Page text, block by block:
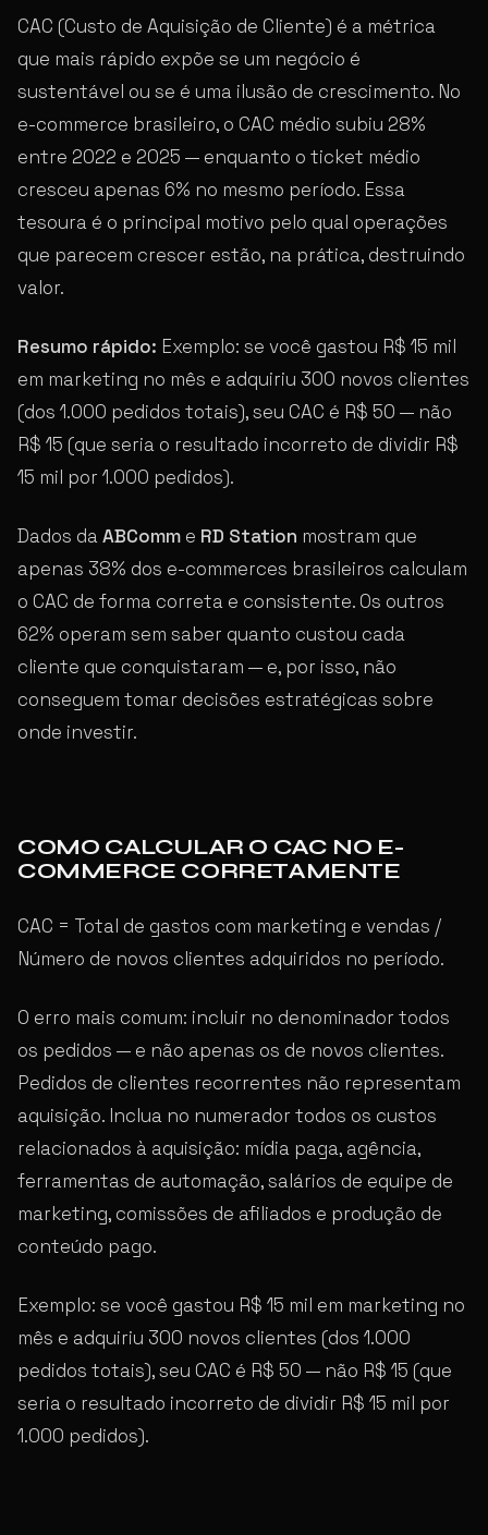
CAC (Custo de Aquisição de Cliente) é a métrica
que mais rápido expõe se um negócio é
sustentável ou se é uma ilusão de crescimento. No
e-commerce brasileiro, o CAC médio subiu 28%
entre 2022 e 2025 — enquanto o ticket médio
cresceu apenas 6% no mesmo período. Essa
tesoura é o principal motivo pelo qual operações
que parecem crescer estão, na prática, destruindo
valor.
Resumo rápido: Exemplo: se você gastou R$ 15 mil
em marketing no mês e adquiriu 300 novos clientes
(dos 1.000 pedidos totais), seu CAC é R$ 50 — não
R$ 15 (que seria o resultado incorreto de dividir R$
15 mil por 1.000 pedidos).
Dados daABComm e RD Station mostram que
apenas 38% dos e-commerces brasileiros calculam
o CAC de forma correta e consistente. Os outros
62% operam sem saber quanto custou cada
cliente que conquistaram — e, por isso, não
conseguem tomar decisões estratégicas sobre
onde investir.
COMO CALCULAR O CAC NO E-
COMMERCE CORRETAMENTE
CAC = Total de gastos com marketing e vendas /
Número de novos clientes adquiridos no período.
O erro mais comum: incluir no denominador todos
os pedidos — e não apenas os de novos clientes.
Pedidos de clientes recorrentes não representam
aquisição. Inclua no numerador todos os custos
relacionados à aquisição: mídia paga, agência,
ferramentas de automação, salários de equipe de
marketing, comissões de afiliados e produção de
conteúdo pago.
Exemplo: se você gastou R$ 15 mil em marketing no
mês e adquiriu 300 novos clientes (dos 1.000
pedidos totais), seu CAC é R$ 50 — não R$ 15 (que
seria o resultado incorreto de dividir R$ 15 mil por
1.000 pedidos).